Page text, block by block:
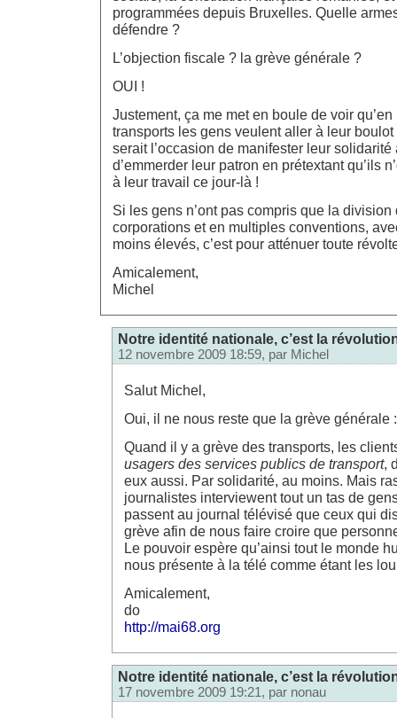
programmées depuis Bruxelles. Quelle
défendre ?
L’objection fiscale ? la grève générale ?
OUI !
Justement, ça me met en boule de voir
transports les gens veulent aller à leur
serait l’occasion de manifester leur
d’emmerder leur patron en prétextant qu’ils
à leur travail ce jour-là !
Si les gens n’ont pas compris que la
corporations et en multiples conventions,
moins élevés, c’est pour atténuer toute
Amicalement,
Michel
Notre identité nationale, c’est la
12 novembre 2009 18:59, par Michel
Salut Michel,
Oui, il ne nous reste que la grève générale
Quand il y a grève des transports, les
usagers des services publics de transport,
eux aussi. Par solidarité, au moins. Mais
journalistes interviewent tout un tas de
passent au journal télévisé que ceux qui
grève afin de nous faire croire que
Le pouvoir espère qu’ainsi tout le monde
nous présente à la télé comme étant les
Amicalement,
do
http://mai68.org
Notre identité nationale, c’est la
17 novembre 2009 19:21, par nonau